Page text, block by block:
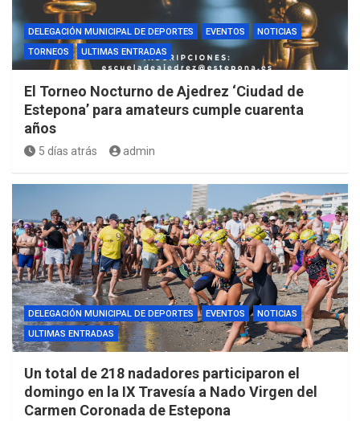
DELEGACIÓN MUNICIPAL DE DEPORTES EVENTOS
NOTICIAS
TORNEOS
ULTIMAS ENTRADAS
El Torneo Nocturno de Ajedrez ‘Ciudad de
Estepona’ para amateurs cumple cuarenta
años
5 días atrás admin
DELEGACIÓN MUNICIPAL DE DEPORTES EVENTOS
NOTICIAS
ULTIMAS ENTRADAS
Un total de 218 nadadores participaron el
domingo en la IX Travesía a Nado Virgen del
Carmen Coronada de Estepona